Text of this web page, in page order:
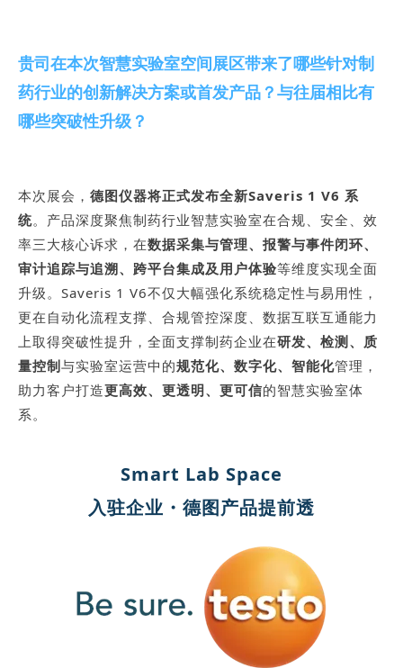
贵司在本次智慧实验室空间展区带来了哪些针对制
药行业的创新解决方案或首发产品？与往届相比有
哪些突破性升级？
本次展会， 德图仪器将正式发布全新Saveris 1 V6 系
统。产品深度聚焦制药行业智慧实验室在合规、安全、效
率三大核心诉求，在数据采集与管理、报警与事件闭环、
审计追踪与追溯、跨平台集成及用户体验等维度实现全面
升级。Saveris 1 V6不仅大幅强化系统稳定性与易用性，
更在自动化流程支撑、合规管控深度、数据互联互通能力
上取得突破性提升，全面支撑制药企业在研发、检测、质
量控制与实验室运营中的规范化、数字化、智能化管理，
助力客户打造更高效、更透明、更可信的智慧实验室体
系。
Smart Lab Space
入驻企业・德图产品提前透